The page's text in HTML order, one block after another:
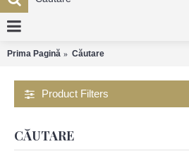
Prima Pagină Căutare
Product Filters
CĂUTARE